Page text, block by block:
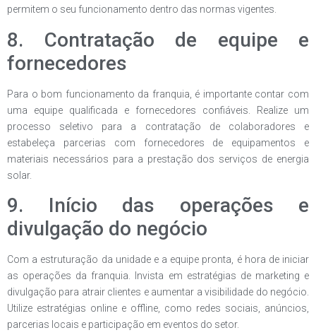
permitem o seu funcionamento dentro das normas vigentes.
8. Contratação de equipe e
fornecedores
Para o bom funcionamento da franquia, é importante contar com
uma equipe qualificada e fornecedores confiáveis. Realize um
processo seletivo para a contratação de colaboradores e
estabeleça parcerias com fornecedores de equipamentos e
materiais necessários para a prestação dos serviços de energia
solar.
9. Início das operações e
divulgação do negócio
Com a estruturação da unidade e a equipe pronta, é hora de iniciar
as operações da franquia. Invista em estratégias de marketing e
divulgação para atrair clientes e aumentar a visibilidade do negócio.
Utilize estratégias online e offline, como redes sociais, anúncios,
parcerias locais e participação em eventos do setor.